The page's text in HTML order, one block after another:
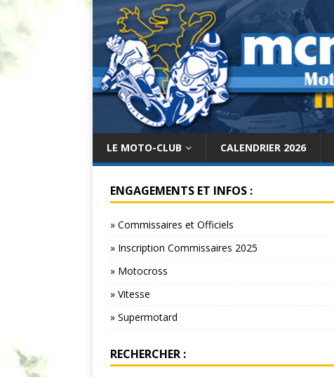
LE MOTO-CLUB CALENDRIER 2026
ENGAGEMENTS ET INFOS :
» Commissaires et Officiels
» Inscription Commissaires 2025
» Motocross
» Vitesse
» Supermotard
RECHERCHER :